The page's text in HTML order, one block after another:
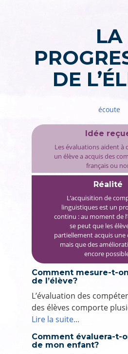
LA
DE
écoute
Idée
Les évaluations aident à
un élève a acquis des
français ou
Réalité
L’acquisition de
linguistiques est un
continu : au moment de
se peut que les
partiellement acquis une
mais que des
encore
Comment mesure-t-
de l’élève?
L’évaluation des
des élèves comporte
Lire la suite...
Comment évaluera-t-
de mon enfant?